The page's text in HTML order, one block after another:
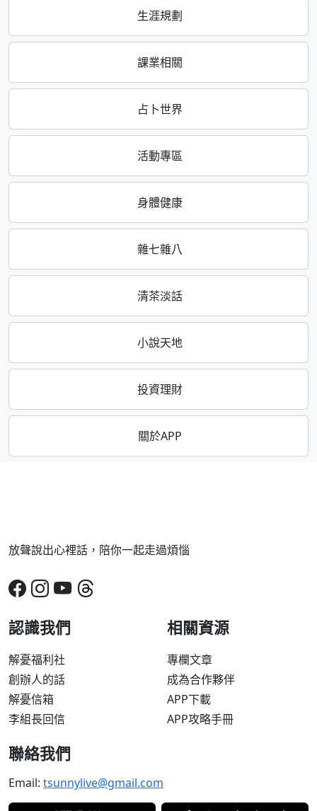
生涯規劃
課業相關
占卜世界
活動專區
身體健康
雜七雜八
清茶淡話
小說天地
投資理財
關於APP
放聲說出心裡話，陪你一起走過煩惱
認識我們
解憂福利社
創辦人的話
解憂信箱
李組長回信
相關資源
專欄文章
成為合作夥伴
APP下載
APP攻略手冊
聯絡我們
Email: tsunnylive@gmail.com